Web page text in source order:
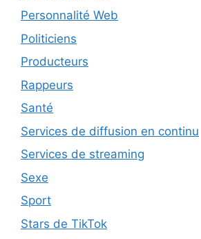
Personnalité Web
Politiciens
Producteurs
Rappeurs
Santé
Services de diffusion en continu
Services de streaming
Sexe
Sport
Stars de TikTok